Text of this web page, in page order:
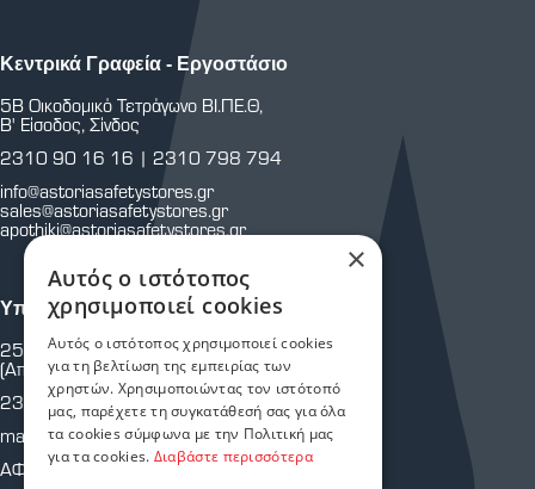
Κεντρικά Γραφεία - Εργοστάσιο
5Β Οικοδομικό Τετράγωνο ΒΙ.ΠΕ.Θ,
Β' Είσοδος, Σίνδος
2310 90 16 16 | 2310 798 794
info@astoriasafetystores.gr
sales@astoriasafetystores.gr
apothiki@astoriasafetystores.gr
Υποκατάστημα Μαρτίου
25ης Μαρτίου 43 & Κρήτης
(Απέναντι από Πυροσβεστική Υπηρεσία.)
2310 810 805
martiou@astoriasafetystores.gr
ΑΦΜ: 800574464
×
Αυτός ο ιστότοπος
χρησιμοποιεί cookies
Αυτός ο ιστότοπος χρησιμοποιεί cookies
για τη βελτίωση της εμπειρίας των
χρηστών. Χρησιμοποιώντας τον ιστότοπό
μας, παρέχετε τη συγκατάθεσή σας για όλα
τα cookies σύμφωνα με την Πολιτική μας
για τα cookies. Διαβάστε περισσότερα